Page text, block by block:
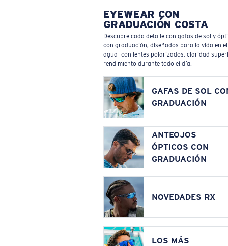
EYEWEAR CON
GRADUACIÓN COSTA
Descubre cada detalle con gafas de sol y
con graduación, diseñados para la vida en el
agua—con lentes polarizados, claridad
rendimiento durante todo el día.
GAFAS DE SOL
GRADUACIÓN
ANTEOJOS
ÓPTICOS CON
GRADUACIÓN
NOVEDADES RX
LOS MÁS